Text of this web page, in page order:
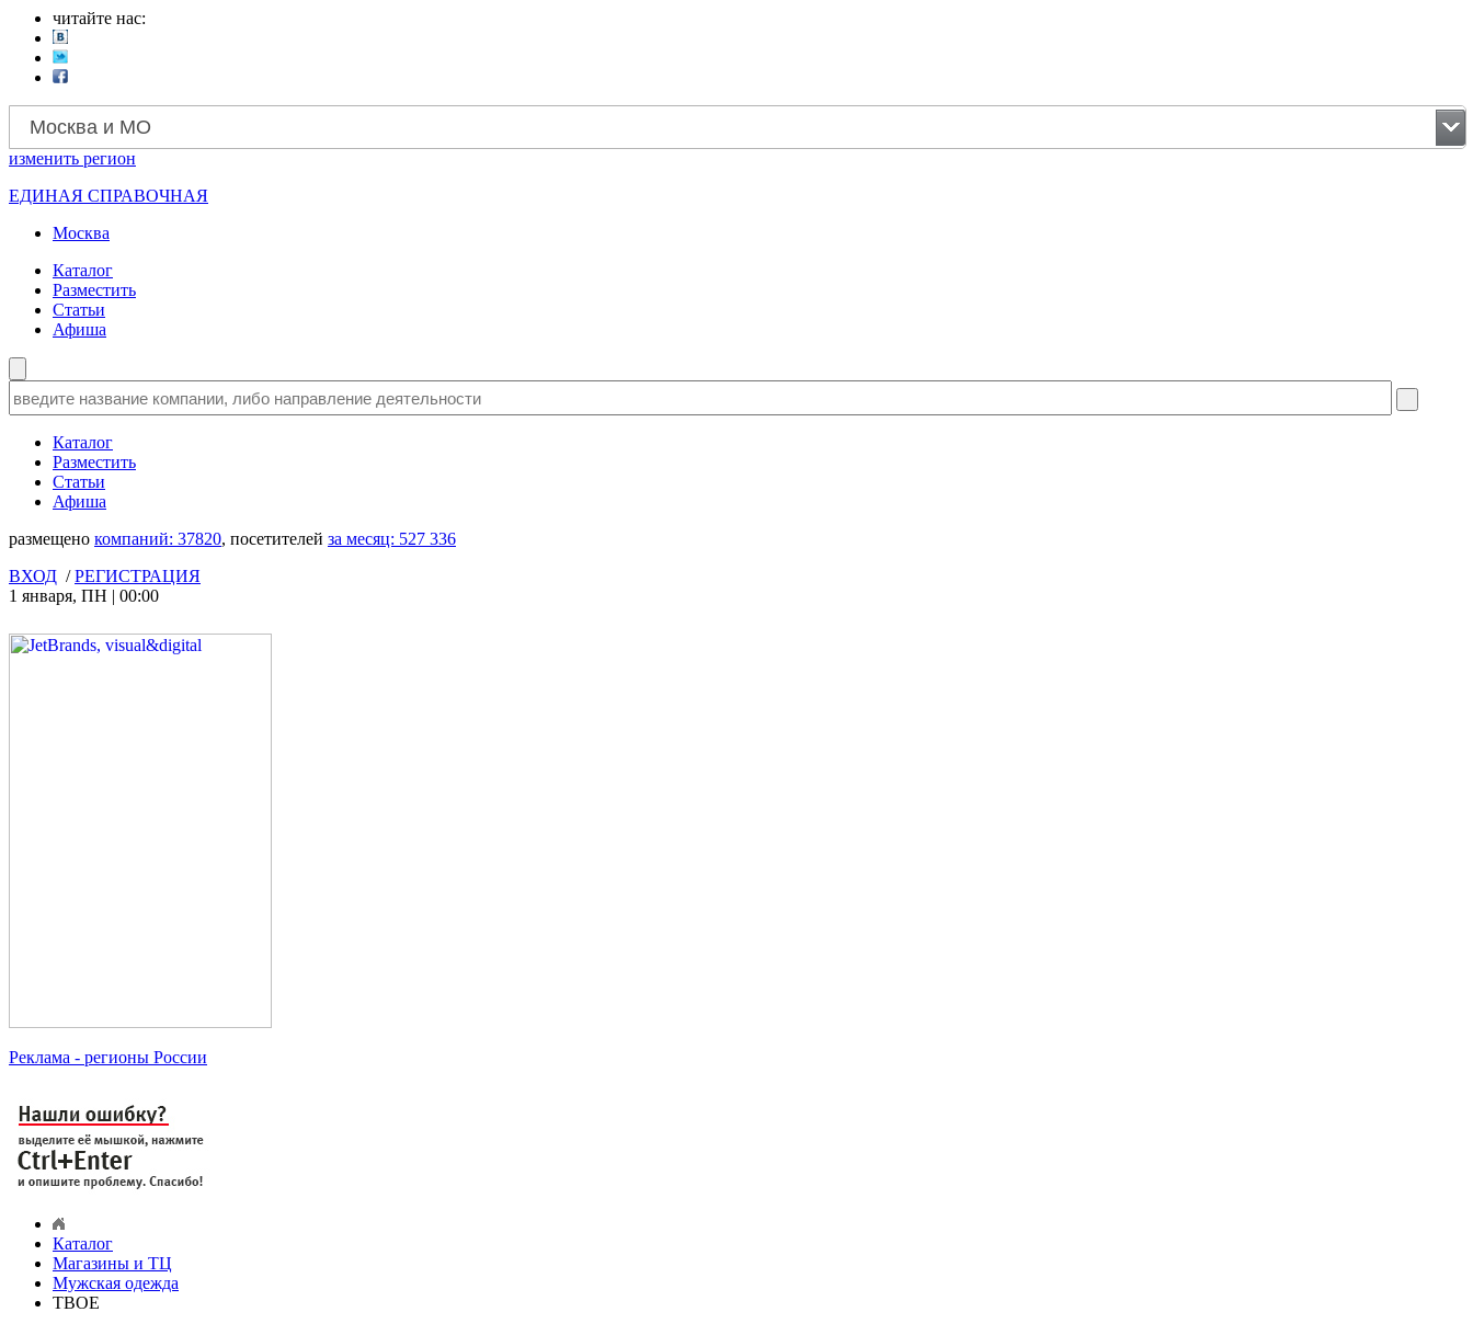
читайте нас:
Москва и МО
изменить регион
ЕДИНАЯ СПРАВОЧНАЯ
Москва
Каталог
Разместить
Статьи
Афиша
Каталог
Разместить
Статьи
Афиша
размещено компаний: 37820, посетителей за месяц: 527 336
ВХОД /РЕГИСТРАЦИЯ
1 января, ПН | 00:00
Реклама - регионы России
Каталог
Магазины и ТЦ
Мужская одежда
ТВОЕ